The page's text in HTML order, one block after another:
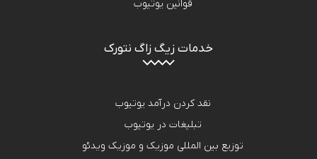
قوانین یوتیوب
خدمات زیگ زاگ نتورک
نقد کردن درآمد یوتیوب
تبلیغات در یوتیوب
توزیع بین المللی موزیک و موزیک ویدئو